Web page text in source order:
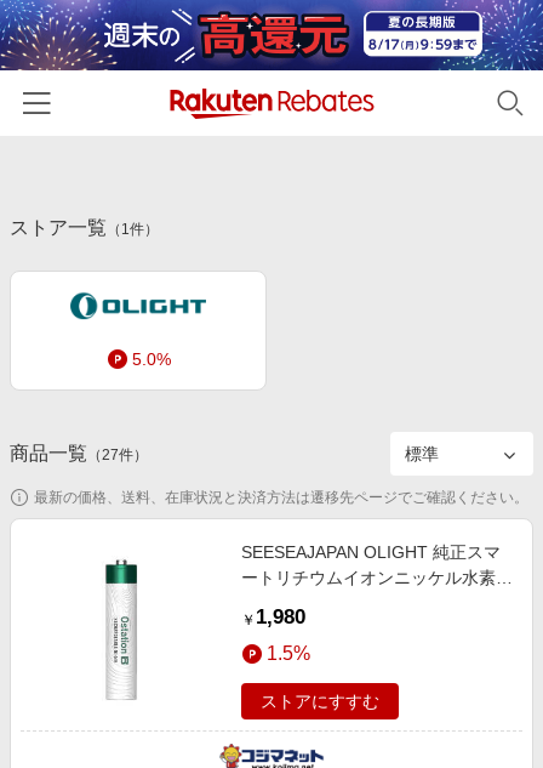
カテゴリー一覧
百貨店・総合ECモール
ファッション・インナー・小物
食品・スイーツ・お酒
家電・PC・スマホ・カメラ
スポーツ・アウトドア・ゴルフ
インテリア・寝具
ペット・花・DIY・車
初回購入者限定特典
新着ストアのご紹介
電子書籍特集
楽天サービス特集
わくわく夏特集
とことん買い物チャレンジ
Apple公式サイト×楽天カード分割払い
友達紹介
楽天IDでログイン/会員登録
ストア一覧 （ 1件）
5.0%
商品一覧 （27件）
最新の価格、送料、在庫状況と決済方法は遷移先ページでご確認ください。
SEESEAJAPAN OLIGHT 純正スマ
ートリチウムイオンニッケル水素充
SeeSea×OLIGHT OST2D4
￥ 1,980
1.5%
ストアにすすむ